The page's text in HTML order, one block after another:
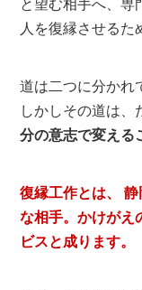
と望む相手へ、専
人を復縁させるた
道は二つに分かれ
しかしその道は、
分の意志で変える
復縁工作とは、
な相手。かけがえ
ビスと成ります。